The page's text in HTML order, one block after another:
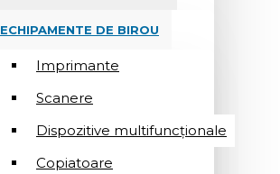
ECHIPAMENTE DE BIROU
Imprimante
Scanere
Dispozitive multifuncționale
Copiatoare